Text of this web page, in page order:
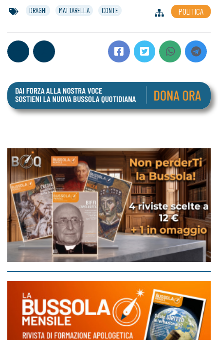
DRAGHI MATTARELLA CONTE POLITICA